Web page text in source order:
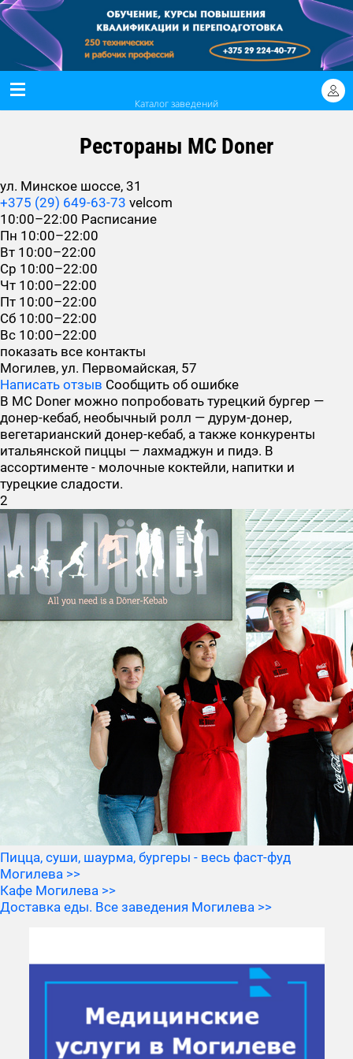
Каталог заведений
Рестораны MC Doner
ул. Минское шоссе, 31
+375 (29) 649-63-73 velcom
10:00–22:00 Расписание
Пн 10:00–22:00
Вт 10:00–22:00
Ср 10:00–22:00
Чт 10:00–22:00
Пт 10:00–22:00
Сб 10:00–22:00
Вс 10:00–22:00
показать все контакты
Могилев, ул. Первомайская, 57
Написать отзыв Сообщить об ошибке
В MC Doner можно попробовать турецкий бургер —
донер-кебаб, необычный ролл — дурум-донер,
вегетарианский донер-кебаб, а также конкуренты
итальянской пиццы — лахмаджун и пидэ. В
ассортименте - молочные коктейли, напитки и
турецкие сладости.
2
Пицца, суши, шаурма, бургеры - весь фаст-фуд
Могилева >>
Кафе Могилева >>
Доставка еды. Все заведения Могилева >>